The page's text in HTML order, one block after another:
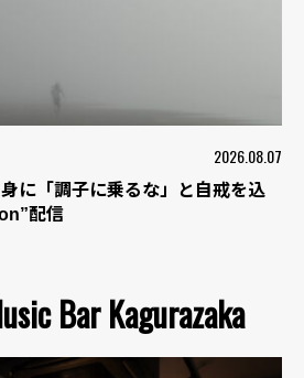
2026.08.07
に「調子に乗るな」と自戒を込
配信
Bar Kagurazaka